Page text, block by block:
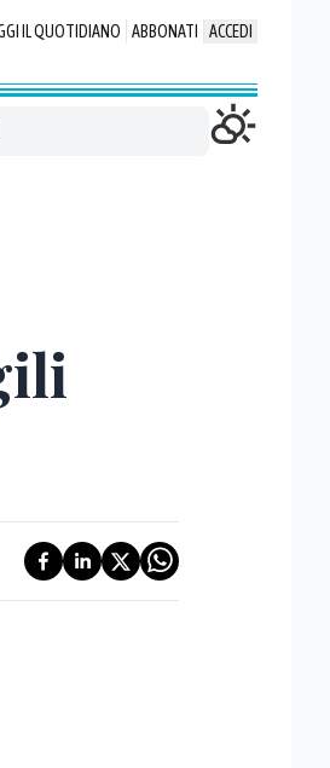
IL QUOTIDIANO ABBONATI ACCEDI